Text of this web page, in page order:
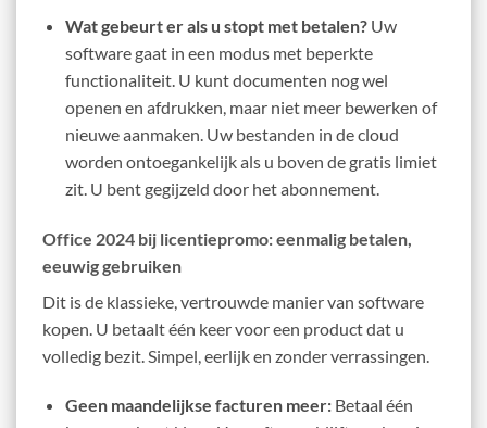
Wat gebeurt er als u stopt met betalen?Uw
software gaat in een modus met beperkte
functionaliteit. U kunt documenten nog wel
openen en afdrukken, maar niet meer bewerken of
nieuwe aanmaken. Uw bestanden in de cloud
worden ontoegankelijk als u boven de gratis limiet
zit. U bent gegijzeld door het abonnement.
Office 2024 bij licentiepromo: eenmalig betalen,
eeuwig gebruiken
Dit is de klassieke, vertrouwde manier van software
kopen. U betaalt één keer voor een product dat u
volledig bezit. Simpel, eerlijk en zonder verrassingen.
Geen maandelijkse facturen meer:Betaal één